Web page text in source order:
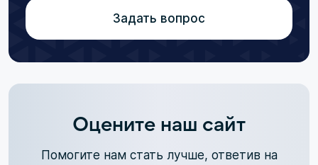
Задать вопрос
Оцените наш сайт
Помогите нам стать лучше, ответив на